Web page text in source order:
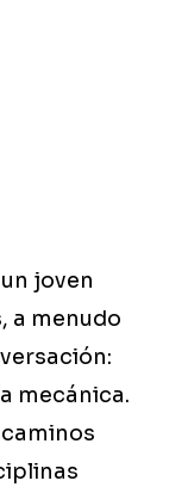
joven
a menudo
mecánica.